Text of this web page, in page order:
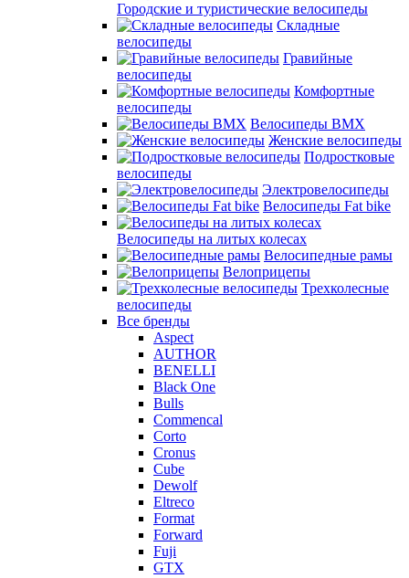
Городские и туристические велосипеды
Складные
велосипеды
Гравийные
велосипеды
Комфортные
велосипеды
Велосипеды BMX
Женские велосипеды
Подростковые
велосипеды
Электровелосипеды
Велосипеды Fat bike
Велосипеды на литых колесах
Велосипедные рамы
Велоприцепы
Трехколесные
велосипеды
Все бренды
Aspect
AUTHOR
BENELLI
Black One
Bulls
Commencal
Corto
Cronus
Cube
Dewolf
Eltreco
Format
Forward
Fuji
GTX